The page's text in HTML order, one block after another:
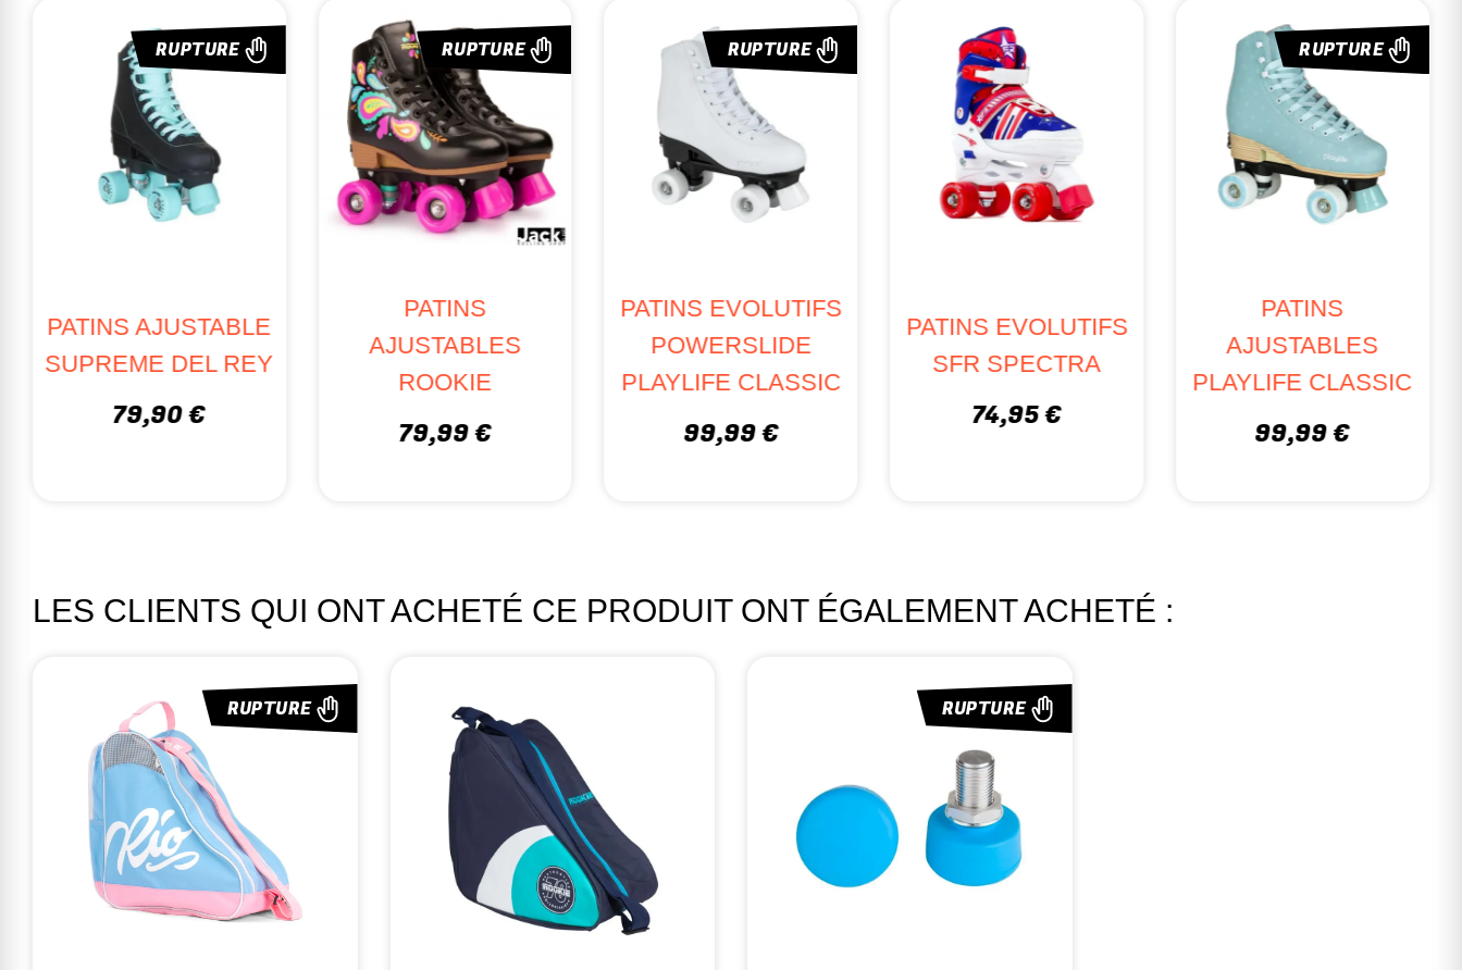
RUPTURE
PATINS AJUSTABLE
SUPREME DEL REY
79,90 €
RUPTURE
PATINS
AJUSTABLES
ROOKIE
79,99 €
RUPTURE
PATINS EVOLUTIFS
POWERSLIDE
PLAYLIFE CLASSIC
99,99 €
PATINS EVOLUTIFS
SFR SPECTRA
74,95 €
RUPTURE
PATINS
AJUSTABLES
PLAYLIFE CLASSIC
99,99 €
LES CLIENTS QUI ONT ACHETÉ CE PRODUIT ONT ÉGALEMENT ACHETÉ :
RUPTURE RUPTURE